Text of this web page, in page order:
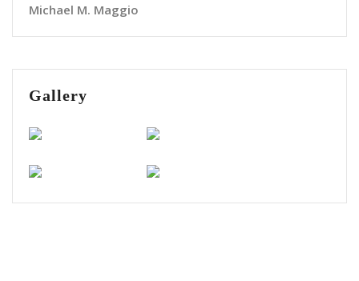
Michael M. Maggio
Gallery